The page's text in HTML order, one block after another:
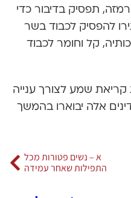
תפסיק בדיבור כדי
להפסיק לכבוד בשר
קל וחומר לכבוד
שמע לצורך ענייה
אלה יבוארו בהמשך
א – נשים פטורות מכל
התפילות שאחר עמידה